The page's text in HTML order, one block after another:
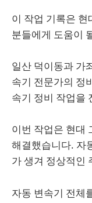
이 작업 기록은
분들에게 도움이
일산 덕이동과 가
속기 전문가의 정
속기 정비 작업을
이번 작업은 현대
해결했습니다. 자
가 생겨 정상적인
자동 변속기 전체